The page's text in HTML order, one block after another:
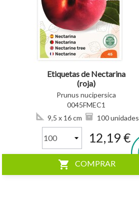
Etiquetas de Nectarina
(roja)
Prunus nucipersica
0045FMEC1
9,5 x 16 cm
100 unidades
12,19 €
shopping_cart COMPRAR